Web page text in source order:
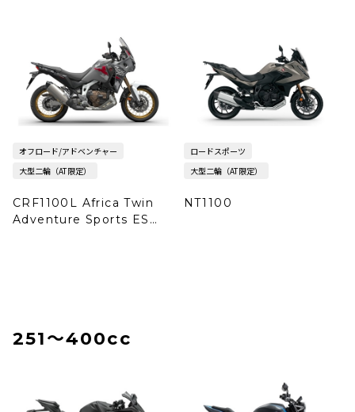
オフロード/アドベンチャー
大型二輪（AT限定）
CRF1100L Africa Twin
Adventure Sports ES
ロードスポーツ
大型二輪（AT限定）
NT1100
251〜400cc